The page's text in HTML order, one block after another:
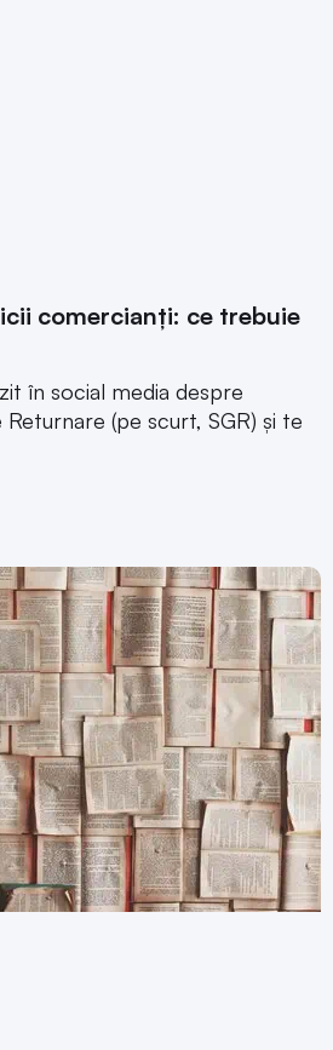
comercianți: ce trebuie
în social media despre
(pe scurt, SGR) și te